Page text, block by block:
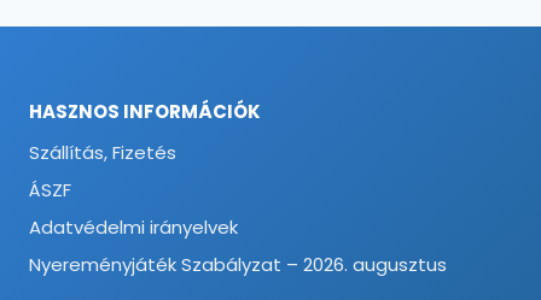
HASZNOS INFORMÁCIÓK
Szállítás, Fizetés
ÁSZF
Adatvédelmi irányelvek
Nyereményjáték Szabályzat – 2026. augusztus